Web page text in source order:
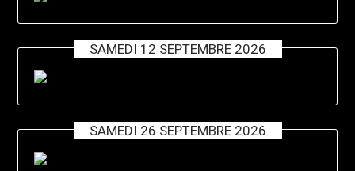
SAMEDI 12 SEPTEMBRE 2026
SAMEDI 26 SEPTEMBRE 2026